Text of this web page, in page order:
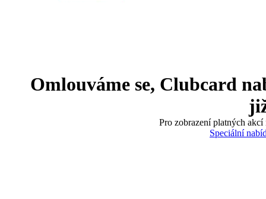
Omlouváme se, Clubcard
Pro zobrazení platných
Speciální